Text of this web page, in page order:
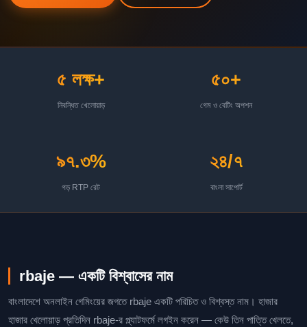
৫ লক্ষ+
নিবন্ধিত খেলোয়াড়
৫০+
গেম ও বেটিং অপশন
৯৭.৩%
গড় RTP রেট
২৪/৭
বাংলা সাপোর্ট
rbaje — একটি বিশ্বাসের নাম
বাংলাদেশে অনলাইন গেমিংয়ের জগতে rbaje একটি পরিচিত ও বিশ্বস্ত নাম। হাজার
হাজার খেলোয়াড় প্রতিদিন rbaje-র প্ল্যাটফর্মে লগইন করেন — কেউ তিন পাত্তি খেলতে,